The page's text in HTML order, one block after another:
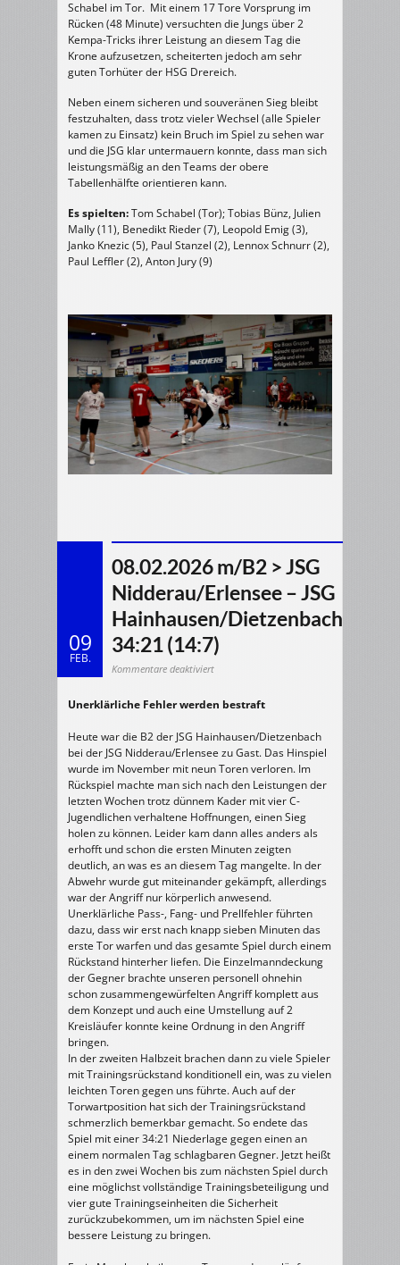
Schabel im Tor. Mit einem 17 Tore Vorsprung im
Rücken (48 Minute) versuchten die Jungs über 2
Kempa-Tricks ihrer Leistung an diesem Tag die
Krone aufzusetzen, scheiterten jedoch am sehr
guten Torhüter der HSG Drereich.
Neben einem sicheren und souveränen Sieg bleibt
festzuhalten, dass trotz vieler Wechsel (alle Spieler
kamen zu Einsatz) kein Bruch im Spiel zu sehen war
und die JSG klar untermauern konnte, dass man sich
leistungsmäßig an den Teams der obere
Tabellenhälfte orientieren kann.
Es spielten:Tom Schabel (Tor); Tobias Bünz, Julien
Mally (11), Benedikt Rieder (7), Leopold Emig (3),
Janko Knezic (5), Paul Stanzel (2), Lennox Schnurr (2),
Paul Leffler (2), Anton Jury (9)
09
FEB.
08.02.2026 m/B2 > JSG
Nidderau/Erlensee – JSG
Hainhausen/Dietzenbach
34:21 (14:7)
Kommentare deaktiviertfür
JSG
Nidderau/Erlensee
JSG
Hainhausen/Dietzenbach
34:21
(14:7)
Unerklärliche Fehler werden bestraft
Heute war die B2 der JSG Hainhausen/Dietzenbach
bei der JSG Nidderau/Erlensee zu Gast. Das Hinspiel
wurde im November mit neun Toren verloren. Im
Rückspiel machte man sich nach den Leistungen der
letzten Wochen trotz dünnem Kader mit vier C-
Jugendlichen verhaltene Hoffnungen, einen Sieg
holen zu können. Leider kam dann alles anders als
erhofft und schon die ersten Minuten zeigten
deutlich, an was es an diesem Tag mangelte. In der
Abwehr wurde gut miteinander gekämpft, allerdings
war der Angriff nur körperlich anwesend.
Unerklärliche Pass-, Fang- und Prellfehler führten
dazu, dass wir erst nach knapp sieben Minuten das
erste Tor warfen und das gesamte Spiel durch einem
Rückstand hinterher liefen. Die Einzelmanndeckung
der Gegner brachte unseren personell ohnehin
schon zusammengewürfelten Angriff komplett aus
dem Konzept und auch eine Umstellung auf 2
Kreisläufer konnte keine Ordnung in den Angriff
bringen.
In der zweiten Halbzeit brachen dann zu viele Spieler
mit Trainingsrückstand konditionell ein, was zu vielen
leichten Toren gegen uns führte. Auch auf der
Torwartposition hat sich der Trainingsrückstand
schmerzlich bemerkbar gemacht. So endete das
Spiel mit einer 34:21 Niederlage gegen einen an
einem normalen Tag schlagbaren Gegner. Jetzt heißt
es in den zwei Wochen bis zum nächsten Spiel durch
eine möglichst vollständige Trainingsbeteiligung und
vier gute Trainingseinheiten die Sicherheit
zurückzubekommen, um im nächsten Spiel eine
bessere Leistung zu bringen.